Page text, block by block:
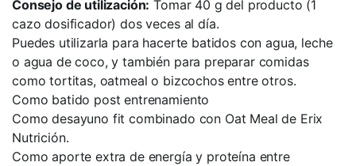
Consejo de utilización: Tomar 40 g del producto (1
cazo dosificador) dos veces al día.
Puedes utilizarla para hacerte batidos con agua, leche
o agua de coco, y también para preparar comidas
como tortitas, oatmeal o bizcochos entre otros.
Como batido post entrenamiento
Como desayuno fit combinado con Oat Meal de Erix
Nutrición.
Como aporte extra de energía y proteína entre